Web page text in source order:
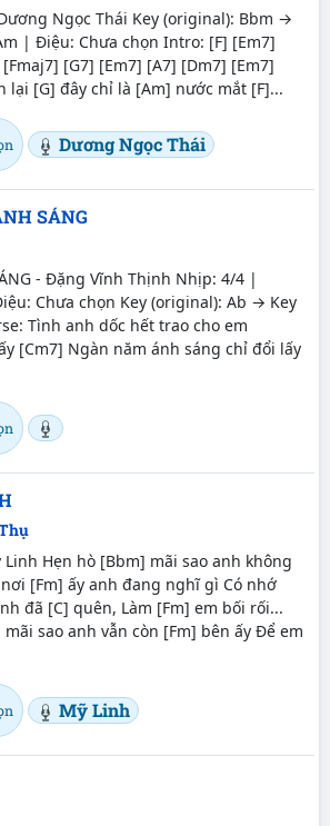
Ngọc Thái Key (original): Bbm →
| Điệu: Chưa chọn Intro: [F] [Em7]
[G7] [Em7] [A7] [Dm7] [Em7]
lại [G] đây chỉ là [Am] nước mắt [F]...
Dương Ngọc Thái
SÁNG
- Đặng Vĩnh Thịnh Nhịp: 4/4 |
Chưa chọn Key (original): Ab → Key
Tình anh dốc hết trao cho em
[Cm7] Ngàn năm ánh sáng chỉ đổi lấy
Linh Hẹn hò [Bbm] mãi sao anh không
[Fm] ấy anh đang nghĩ gì Có nhớ
đã [C] quên, Làm [Fm] em bối rối...
sao anh vẫn còn [Fm] bên ấy Để em
Mỹ Linh